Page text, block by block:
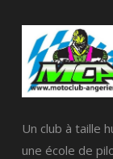
Un club à taille
une école de